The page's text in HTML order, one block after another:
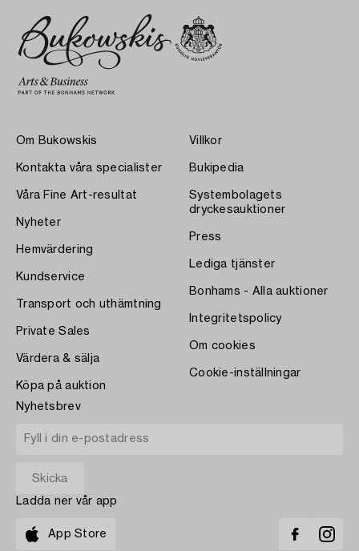
Om Bukowskis
Kontakta våra specialister
Våra Fine Art-resultat
Nyheter
Hemvärdering
Kundservice
Transport och uthämtning
Private Sales
Värdera & sälja
Köpa på auktion
Villkor
Bukipedia
Systembolagets
dryckesauktioner
Press
Lediga tjänster
Bonhams - Alla auktioner
Integritetspolicy
Om cookies
Cookie-inställningar
Nyhetsbrev
Ladda ner vår app
App Store